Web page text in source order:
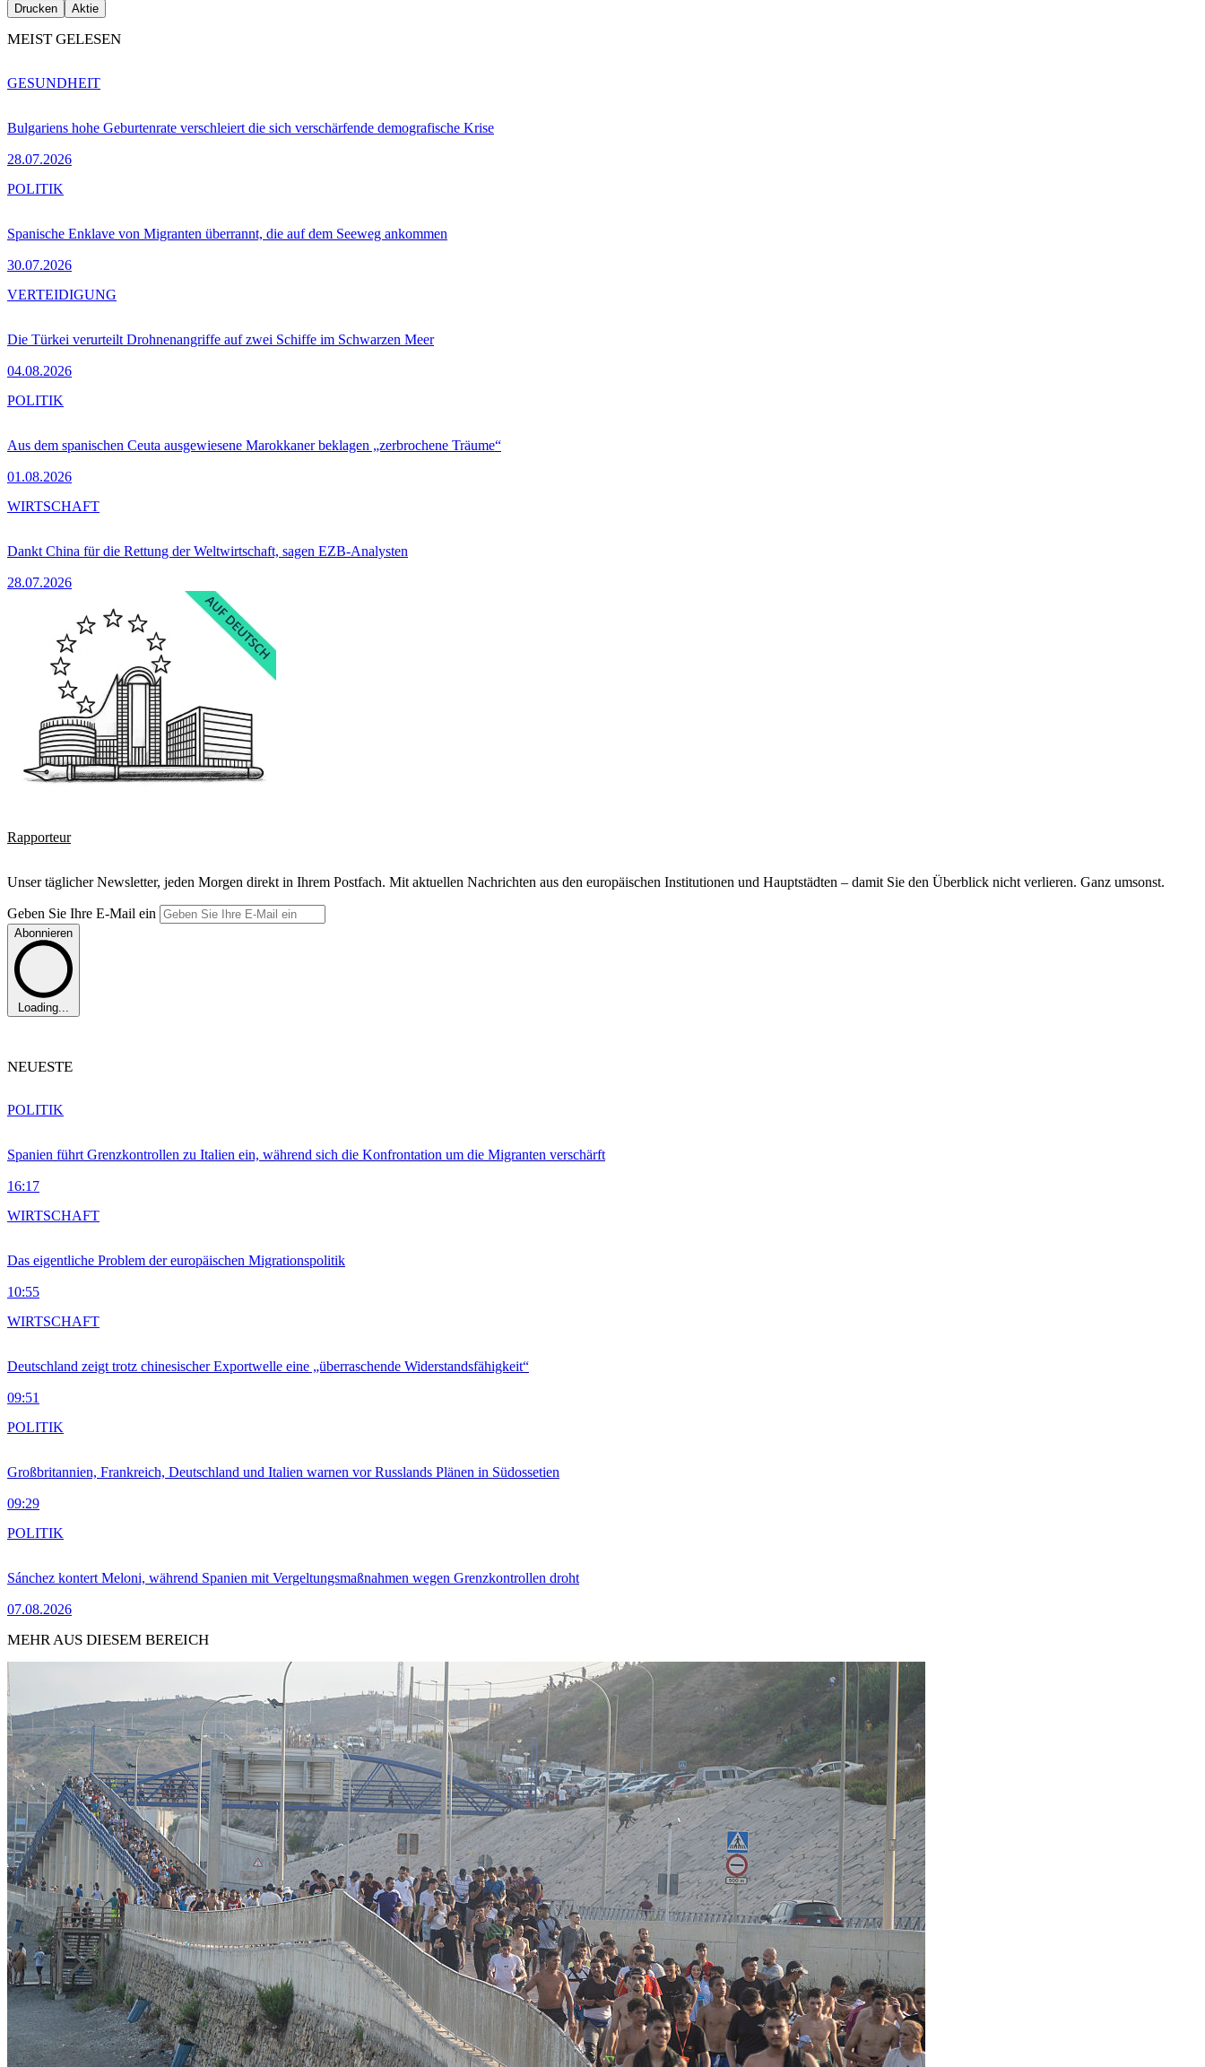
Drucken Aktie
MEIST GELESEN
Bulgariens hohe Geburtenrate verschleiert die sich verschärfende demografische Krise
28.07.2026
GESUNDHEIT
Spanische Enklave von Migranten überrannt, die auf dem Seeweg ankommen
30.07.2026
POLITIK
Die Türkei verurteilt Drohnenangriffe auf zwei Schiffe im Schwarzen Meer
04.08.2026
VERTEIDIGUNG
Aus dem spanischen Ceuta ausgewiesene Marokkaner beklagen „zerbrochene Träume“
01.08.2026
POLITIK
Dankt China für die Rettung der Weltwirtschaft, sagen EZB-Analysten
28.07.2026
WIRTSCHAFT
Rapporteur
Unser täglicher Newsletter, jeden Morgen direkt in Ihrem Postfach. Mit aktuellen Nachrichten aus den europäischen Institutionen und Hauptstädten – damit Sie den Überblick nicht verlieren. Ganz umsonst.
Geben Sie Ihre E-Mail ein
Abonnieren
Loading...
NEUESTE
Spanien führt Grenzkontrollen zu Italien ein, während sich die Konfrontation um die Migranten verschärft
16:17
POLITIK
Das eigentliche Problem der europäischen Migrationspolitik
10:55
WIRTSCHAFT
Deutschland zeigt trotz chinesischer Exportwelle eine „überraschende Widerstandsfähigkeit“
09:51
WIRTSCHAFT
Großbritannien, Frankreich, Deutschland und Italien warnen vor Russlands Plänen in Südossetien
09:29
POLITIK
Sánchez kontert Meloni, während Spanien mit Vergeltungsmaßnahmen wegen Grenzkontrollen droht
07.08.2026
POLITIK
MEHR AUS DIESEM BEREICH